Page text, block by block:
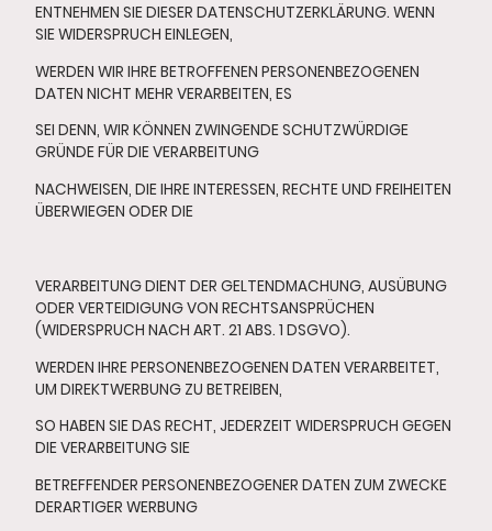
ENTNEHMEN SIE DIESER DATENSCHUTZERKLÄRUNG. WENN
SIE WIDERSPRUCH EINLEGEN,
WERDEN WIR IHRE BETROFFENEN PERSONENBEZOGENEN
DATEN NICHT MEHR VERARBEITEN, ES
SEI DENN, WIR KÖNNEN ZWINGENDE SCHUTZWÜRDIGE
GRÜNDE FÜR DIE VERARBEITUNG
NACHWEISEN, DIE IHRE INTERESSEN, RECHTE UND FREIHEITEN
ÜBERWIEGEN ODER DIE
VERARBEITUNG DIENT DER GELTENDMACHUNG, AUSÜBUNG
ODER VERTEIDIGUNG VON RECHTSANSPRÜCHEN
(WIDERSPRUCH NACH ART. 21 ABS. 1 DSGVO).
WERDEN IHRE PERSONENBEZOGENEN DATEN VERARBEITET,
UM DIREKTWERBUNG ZU BETREIBEN,
SO HABEN SIE DAS RECHT, JEDERZEIT WIDERSPRUCH GEGEN
DIE VERARBEITUNG SIE
BETREFFENDER PERSONENBEZOGENER DATEN ZUM ZWECKE
DERARTIGER WERBUNG